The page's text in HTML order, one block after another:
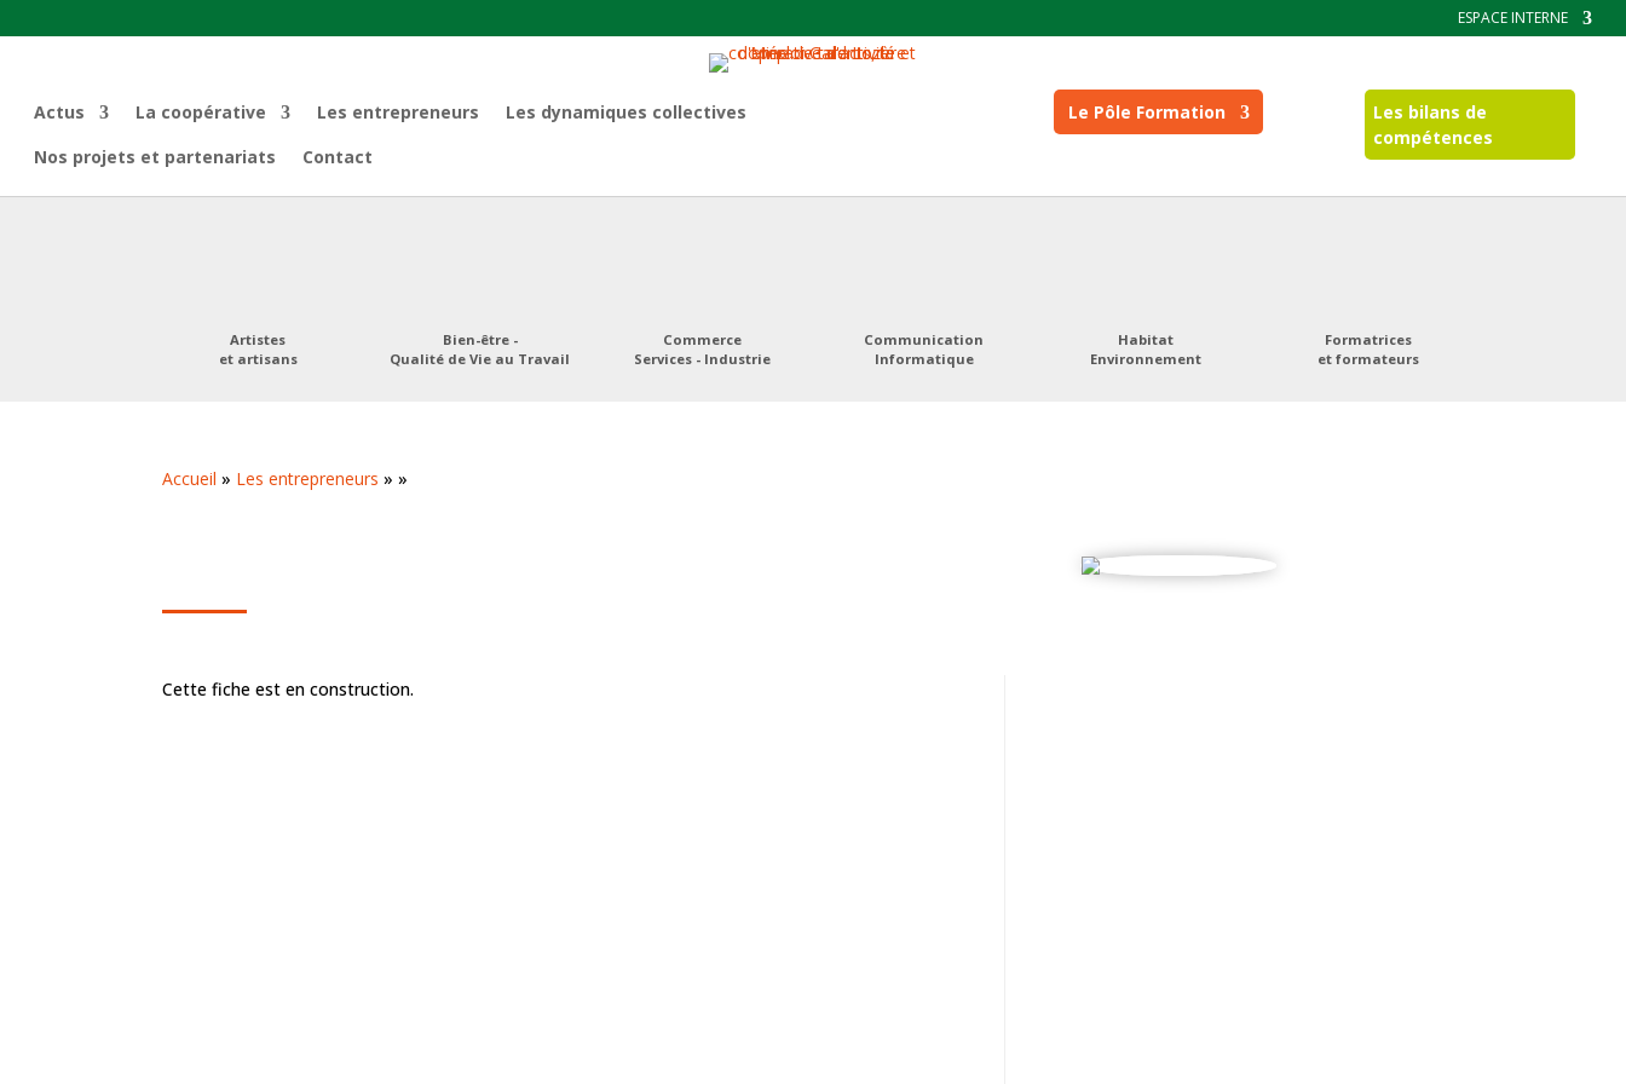
ESPACE INTERNE
Actus La coopérative Les entrepreneurs
Les dynamiques collectives
Nos projets et partenariats
Contact
Le Pôle Formation
Les bilans de
compétences
Artistes
et artisans
Bien-être -
Qualité de Vie au Travail
Commerce
Services - Industrie
Communication
Informatique
Habitat
Environnement
Formatrices
et formateurs
Accueil » Les entrepreneurs »»
Cette fiche est en construction.